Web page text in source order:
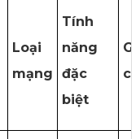
Loại
mạng
Tính
năng
đặc
biệt